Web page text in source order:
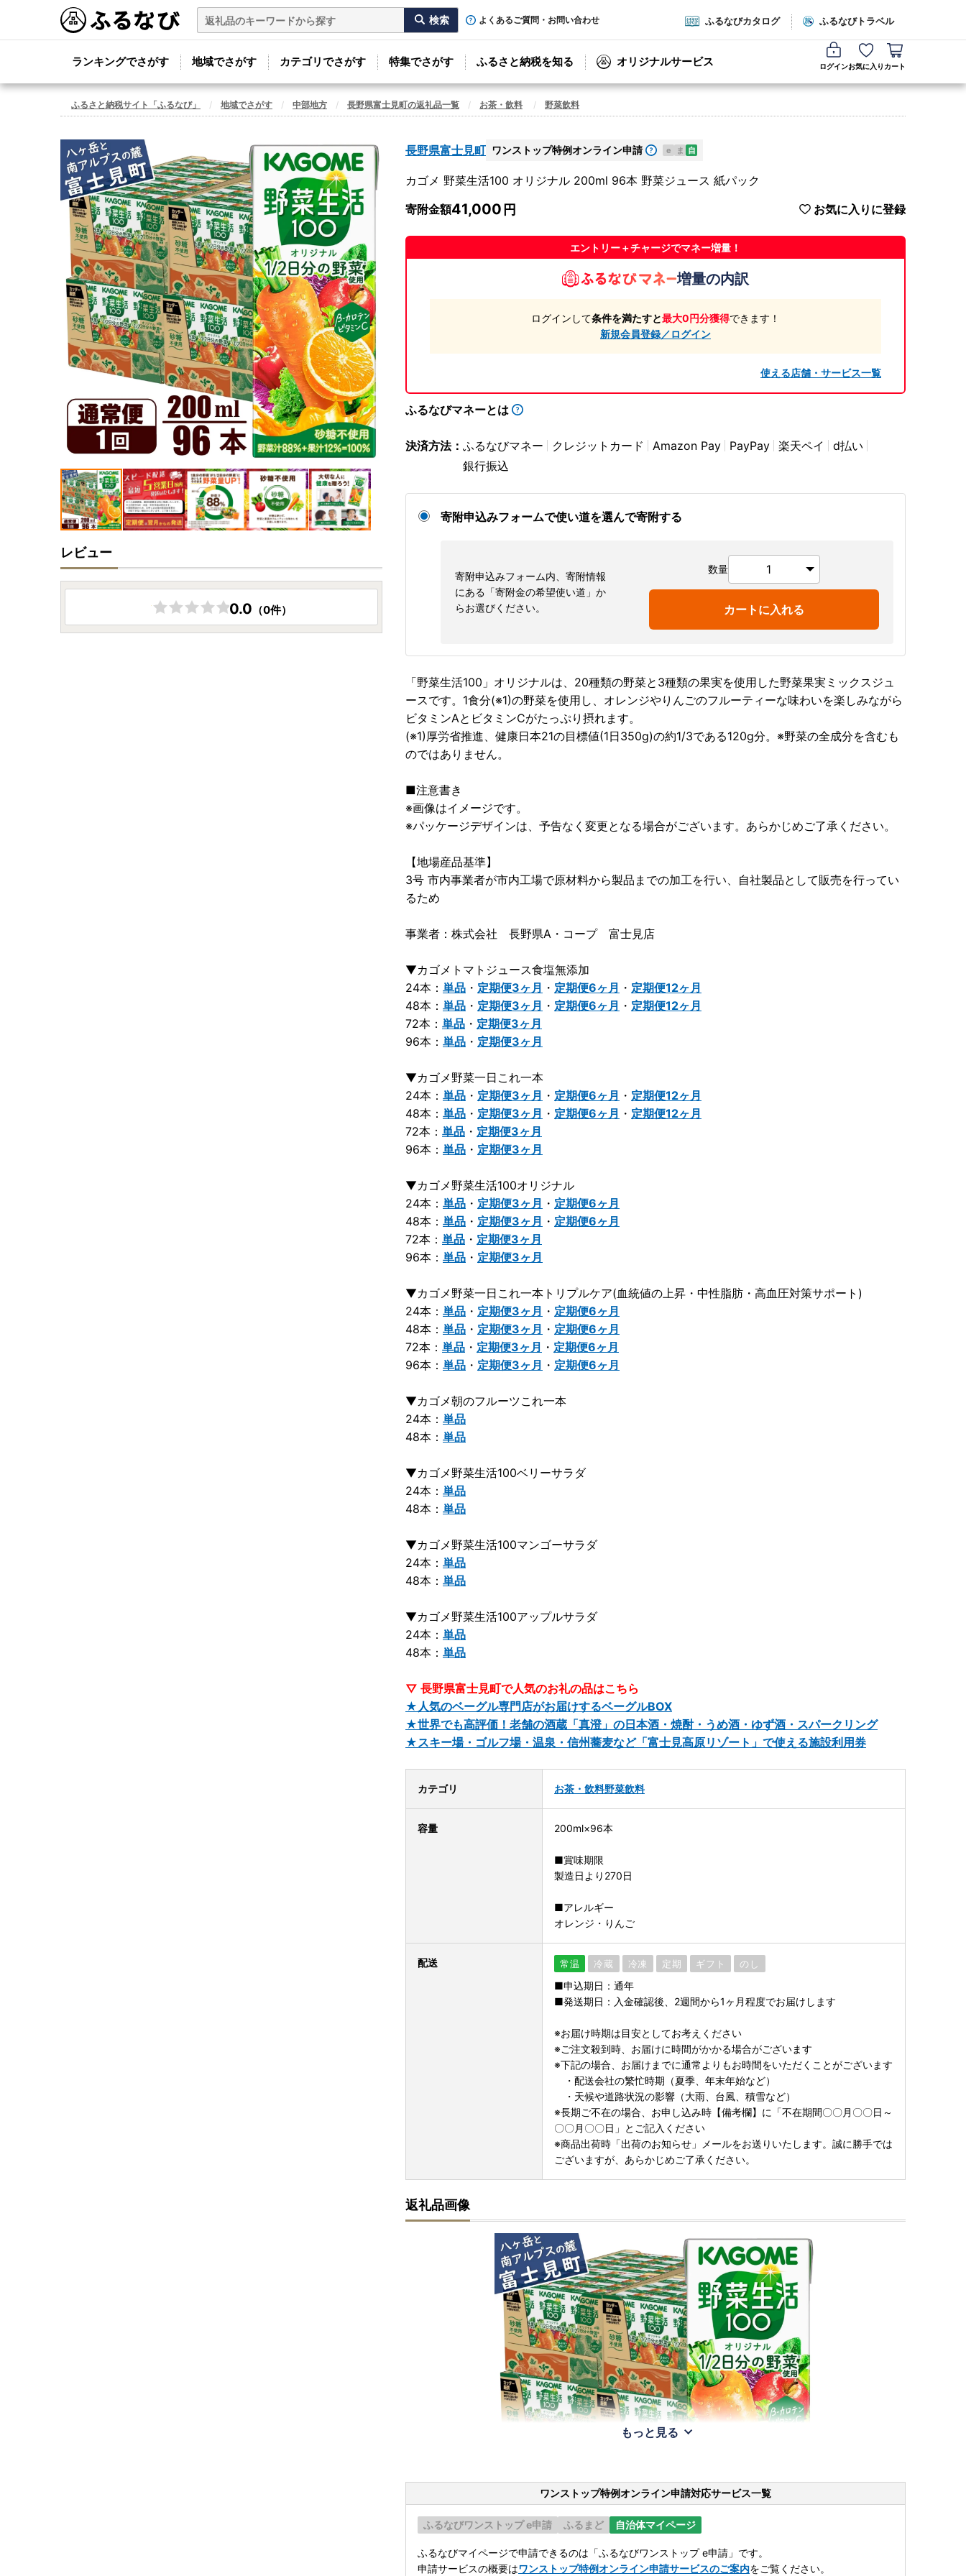
よくあるご質問・お問い合わせ ふるなびカタログ ふるなびトラベル
ランキングでさがす 地域でさがす カテゴリでさがす 特集でさがす ふるさと納税を知る オリジナルサービス ログインお気に入り カート
ふるさと納税サイト「ふるなび」 地域でさがす 中部地方 長野県富士見町の返礼品一覧 お茶・飲料 野菜飲料
長野県富士見町 ワンストップ特例オンライン申請 e ま 自
カゴメ 野菜生活100 オリジナル 200ml 96本 野菜ジュース 紙パック
寄附金額41,000 お気に入りに登録
エントリー＋チャージでマネー増量！
増量の内訳
ログインして条件を満たすと最大0円分獲得できます！
新規会員登録／ログイン
使える店舗・サービス一覧
ふるなびマネーとは
決済方法： ふるなびマネー クレジットカード Amazon Pay PayPay 楽天ペイ
d払い
銀行振込
寄附申込みフォームで使い道を選んで寄附する
寄附申込みフォーム内、寄附情報
にある「寄附金の希望使い道」か
らお選びください。
数量
カートに入れる
「野菜生活100」オリジナルは、20種類の野菜と3種類の果実を使用した野菜果実ミックスジュ
ースです。1食分(※1)の野菜を使用し、オレンジやりんごのフルーティーな味わいを楽しみながら
ビタミンAとビタミンCがたっぷり摂れます。
(※1)厚労省推進、健康日本21の目標値(1日350g)の約1/3である120g分。※野菜の全成分を含むも
のではありません。
■注意書き
※画像はイメージです。
※パッケージデザインは、予告なく変更となる場合がございます。あらかじめご了承ください。
【地場産品基準】
3号 市内事業者が市内工場で原材料から製品までの加工を行い、自社製品として販売を行ってい
るため
事業者：株式会社 長野県A・コープ 富士見店
▼カゴメトマトジュース食塩無添加
24本： 単品 ・ 定期便3ヶ月 ・ 定期便6ヶ月 ・ 定期便12ヶ月
48本： 単品 ・ 定期便3ヶ月 ・ 定期便6ヶ月 ・ 定期便12ヶ月
72本： 単品 ・ 定期便3ヶ月
96本： 単品 ・ 定期便3ヶ月
▼カゴメ野菜一日これ一本
24本： 単品 ・ 定期便3ヶ月 ・ 定期便6ヶ月 ・ 定期便12ヶ月
48本： 単品 ・ 定期便3ヶ月 ・ 定期便6ヶ月 ・ 定期便12ヶ月
72本： 単品 ・ 定期便3ヶ月
96本： 単品 ・ 定期便3ヶ月
▼カゴメ野菜生活100オリジナル
24本： 単品 ・ 定期便3ヶ月 ・ 定期便6ヶ月
48本： 単品 ・ 定期便3ヶ月 ・ 定期便6ヶ月
72本： 単品 ・ 定期便3ヶ月
96本： 単品 ・ 定期便3ヶ月
▼カゴメ野菜一日これ一本トリプルケア(血統値の上昇・中性脂肪・高血圧対策サポート)
24本： 単品 ・ 定期便3ヶ月 ・ 定期便6ヶ月
48本： 単品 ・ 定期便3ヶ月 ・ 定期便6ヶ月
72本： 単品 ・ 定期便3ヶ月 ・ 定期便6ヶ月
96本： 単品 ・ 定期便3ヶ月 ・ 定期便6ヶ月
▼カゴメ朝のフルーツこれ一本
24本： 単品
48本： 単品
▼カゴメ野菜生活100ベリーサラダ
24本： 単品
48本： 単品
▼カゴメ野菜生活100マンゴーサラダ
24本： 単品
48本： 単品
▼カゴメ野菜生活100アップルサラダ
24本： 単品
48本： 単品
▽ 長野県富士見町で人気のお礼の品はこちら
★人気のベーグル専門店がお届けするベーグルBOX
★世界でも高評価！老舗の酒蔵「真澄」の日本酒・焼酎・うめ酒・ゆず酒・スパークリング
★スキー場・ゴルフ場・温泉・信州蕎麦など「富士見高原リゾート」で使える施設利用券
カテゴリ お茶・飲料野菜飲料
容量 200ml×96本
■賞味期限
製造日より270日
■アレルギー
オレンジ・りんご
配送 常温 冷蔵 冷凍 定期 ギフト のし
■申込期日：通年
■発送期日：入金確認後、2週間から1ヶ月程度でお届けします
※お届け時期は目安としてお考えください
※ご注文殺到時、お届けに時間がかかる場合がございます
※下記の場合、お届けまでに通常よりもお時間をいただくことがございます
・配送会社の繁忙時期（夏季、年末年始など）
・天候や道路状況の影響（大雨、台風、積雪など）
※長期ご不在の場合、お申し込み時【備考欄】に「不在期間〇〇月〇〇日～
〇〇月〇〇日」とご記入ください
※商品出荷時「出荷のお知らせ」メールをお送りいたします。誠に勝手では
ございますが、あらかじめご了承ください。
返礼品画像
もっと見る
ワンストップ特例オンライン申請対応サービス一覧
ふるなびワンストップ e申請 ふるまど 自治体マイページ
ふるなびマイページで申請できるのは「ふるなびワンストップ e申請」です。
申請サービスの概要はワンストップ特例オンライン申請サービスのご案内をご覧ください。
レビュー
0.0 （0件）